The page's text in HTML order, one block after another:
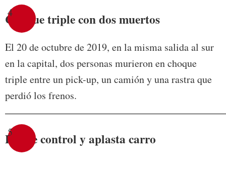
4
Choque triple con dos muertos
El 20 de octubre de 2019, en la misma salida al sur
en la capital, dos personas murieron en choque
triple entre un pick-up, un camión y una rastra que
perdió los frenos.
5
Pierde control y aplasta carro